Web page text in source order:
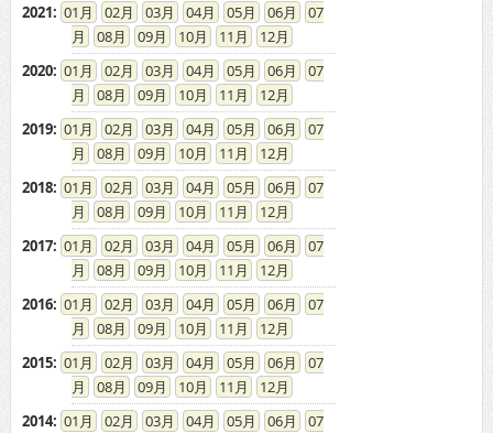
2021: 01 02 03 04 05 06
07
08
09 10 11
12
2020: 01 02 03 04 05 06
07
08
09 10 11
12
2019: 01 02 03 04 05 06
07
08
09 10 11
12
2018: 01 02 03 04 05 06
07
08
09 10 11
12
2017: 01 02 03 04 05 06
07
08
09 10 11
12
2016: 01 02 03 04 05 06
07
08
09 10 11
12
2015: 01 02 03 04 05 06
07
08
09 10 11
12
2014: 01 02 03 04 05 06
07